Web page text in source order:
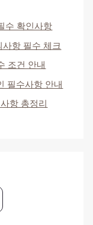
수 확인사항
항 필수 체크
조건 안내
필수사항 안내
항 총정리